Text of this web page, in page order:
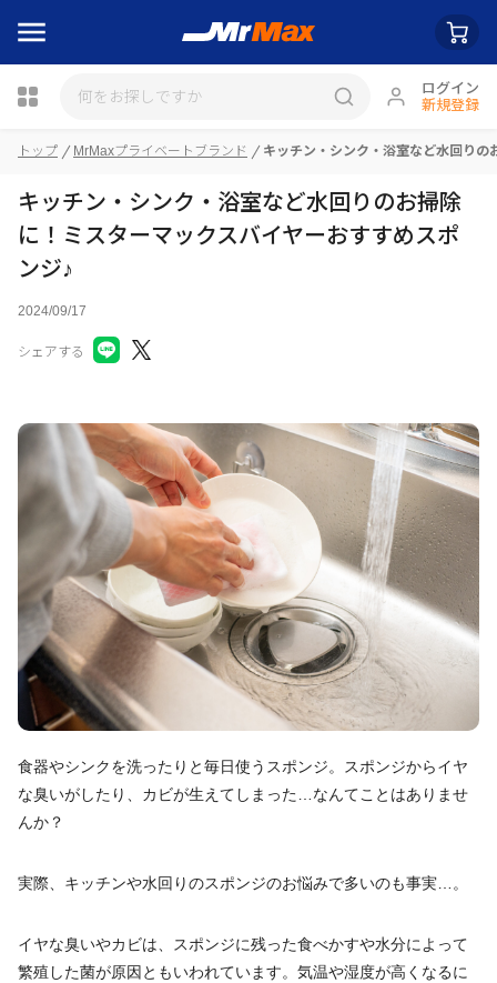
ログイン
新規登録
瓶詰
トップ MrMaxプライベートブランド キッチン・シンク・浴室など水回り
キッチン・シンク・浴室など水回りのお掃除
に！ミスターマックスバイヤーおすすめスポ
ンジ♪
2024/09/17
シェアする
食器やシンクを洗ったりと毎日使うスポンジ。スポンジからイヤ
な臭いがしたり、カビが生えてしまった…なんてことはありませ
んか？
実際、キッチンや水回りのスポンジのお悩みで多いのも事実…。
イヤな臭いやカビは、スポンジに残った食べかすや水分によって
繁殖した菌が原因ともいわれています。気温や湿度が高くなるに